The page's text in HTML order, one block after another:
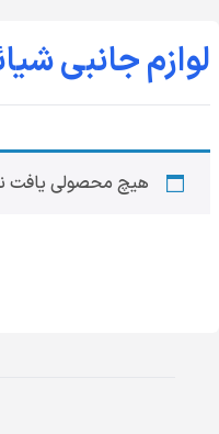
لوازم جانبی
هیچ محصولی یافت